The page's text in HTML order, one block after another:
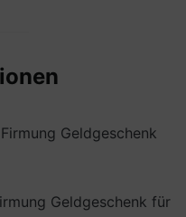
Geldgeschenk
Geldgeschenk für